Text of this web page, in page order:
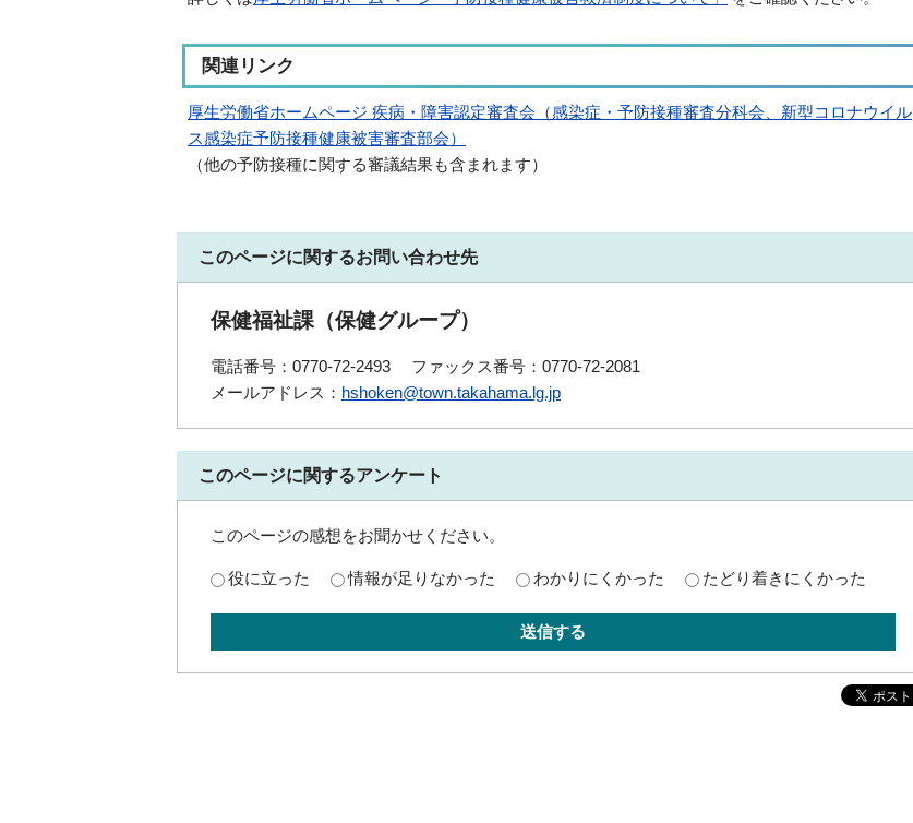
関連リンク
厚生労働省ホームページ 疾病・障害認定審査会（感染症・予防接種審査分科会、新型コロナウイル
ス感染症予防接種健康被害審査部会）
（他の予防接種に関する審議結果も含まれます）
このページに関するお問い合わせ先
保健福祉課（保健グループ）
電話番号：0770-72-2493
ファックス番号：0770-72-2081
メールアドレス： hshoken@town.takahama.lg.jp
このページに関するアンケート
このページの感想をお聞かせください。
役に立った 情報が足りなかった わかりにくかった たどり着きにくかった
送信する